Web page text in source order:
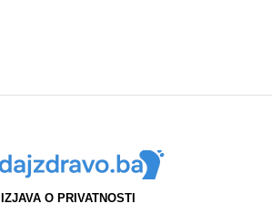
IZJAVA O PRIVATNOSTI